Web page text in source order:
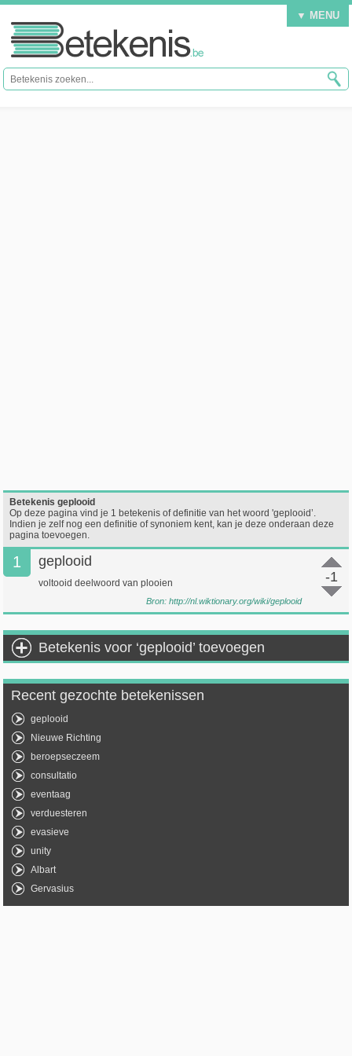
▼ MENU
Betekenis geplooid
Op deze pagina vind je 1 betekenis of definitie van het woord 'geplooid’.
Indien je zelf nog een definitie of synoniem kent, kan je deze onderaan deze
pagina toevoegen.
1
-1
geplooid
voltooid deelwoord van plooien
Bron: http://nl.wiktionary.org/wiki/geplooid
Betekenis voor ‘geplooid’ toevoegen
Recent gezochte betekenissen
geplooid
Nieuwe Richting
beroepseczeem
consultatio
eventaag
verduesteren
evasieve
unity
Albart
Gervasius